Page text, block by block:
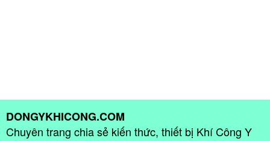
DONGYKHICONG.COM
Chuyên trang chia sẻ kiến thức, thiết bị Khí Công Y